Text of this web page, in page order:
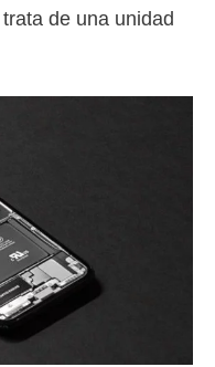
de una unidad